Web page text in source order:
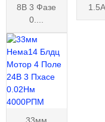
8В 3 Фазе
0....
33мм